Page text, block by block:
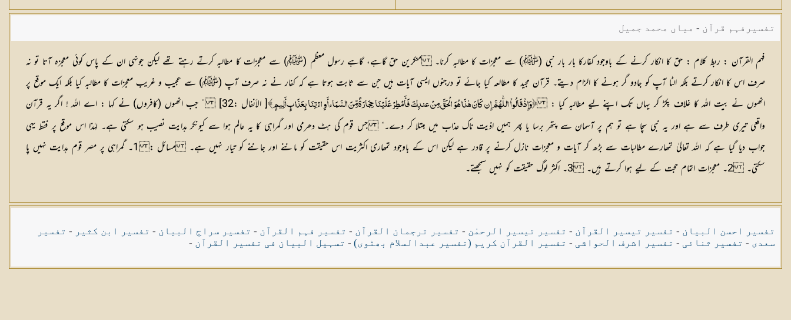
تفسیرفہم قرآن - میاں محمد جمیل
فہم القرآن : ربط کلام : حق کا انکار کرنے کے باوجود کفارکا بار بار نبی (ﷺ) سے معجزات کا مطالبہ کرنا۔ منکرین حق گاہے، گاہے رسول معظم (ﷺ) سے معجزات کا مطالبہ کرتے رہتے تھے لیکن جونہی ان کے پاس کوئی معجزہ آتا تو نہ
صرف اس کا انکار کرتے بلکہ الٹا آپ کو جادو گر ہونے کا الزام دیتے۔ قرآن مجید کا مطالعہ کیا جائے تو درجنوں ایسی آیات ہیں جن سے ثابت ہوتا ہے کہ کفار نے نہ صرف آپ (ﷺ) سے عجیب و غریب معجزات کا مطالبہ کیا بلکہ ایک موقع پر
انھوں نے بیت اللہ کا غلاف پکڑ کر یہاں تک اپنے لیے مطالبہ کیا :﴿وَإِذْ قَالُواْ اللّٰہُمَّ إِن کَانَ ہٰذَا ہُوَ الْحَقَّ مِنْ عندِکَ فَأَمْطِرْ عَلَیْنَا حِجَارَۃً مِّنَ السَّمَاء أَوِ اءْتِنَا بِعَذَابٍ أَلِیمٍ﴾
[ الأنفال :32] ” جب انھوں (کافروں) نے کہا : اے اللہ ! اگر یہ قرآن
واقعی تیری طرف سے ہے اور یہ نبی سچا ہے تو ہم پر آسمان سے پتھر برسا یا پھر ہمیں اذیت ناک عذاب میں مبتلا کر دے۔“ جس قوم کی ہٹ دھرمی اور گمراہی کا یہ عالم ہوا سے کیونکر ہدایت نصیب ہو سکتی ہے۔ لہٰذا اس موقع پر فقط یہی
جواب دیا گیا ہے کہ اللہ تعالیٰ تمھارے مطالبات سے بڑھ کر آیات و معجزات نازل کرنے پر قادر ہے لیکن اس کے باوجود تمھاری اکثریت اس حقیقت کو ماننے اور جاننے کو تیار نہیں ہے۔مسائل :
1۔ گمراہی پر مصر قوم ہدایت نہیں پا
سکتی۔ 2۔ معجزات اتمام حجت کے لیے ہوا کرتے ہیں۔ 3۔ اکثر لوگ حقیقت کو نہیں سمجھتے۔
تفسیر احسن البیان - تفسیر تیسیر القرآن - تفسیر تیسیر الرحمٰن - تفسیر ترجمان القرآن - تفسیر فہم القرآن - تفسیر سراج البیان - تفسیر ابن کثیر - تفسیر
سعدی - تفسیر ثنائی - تفسیر اشرف الحواشی - تفسیر القرآن کریم (تفسیر عبدالسلام بھٹوی) - تسہیل البیان فی تفسیر القرآن -